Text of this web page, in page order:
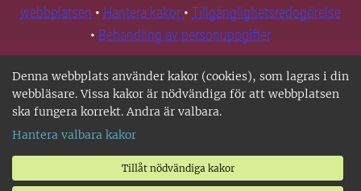
Denna webbplats använder kakor (cookies), som lagras i din
webbläsare. Vissa kakor är nödvändiga för att webbplatsen
ska fungera korrekt. Andra är valbara.
Hantera valbara kakor
Tillåt nödvändiga kakor
webbplatsen • Hantera kakor • Tillgänglighetsredogörelse
• Behandling av personuppgifter